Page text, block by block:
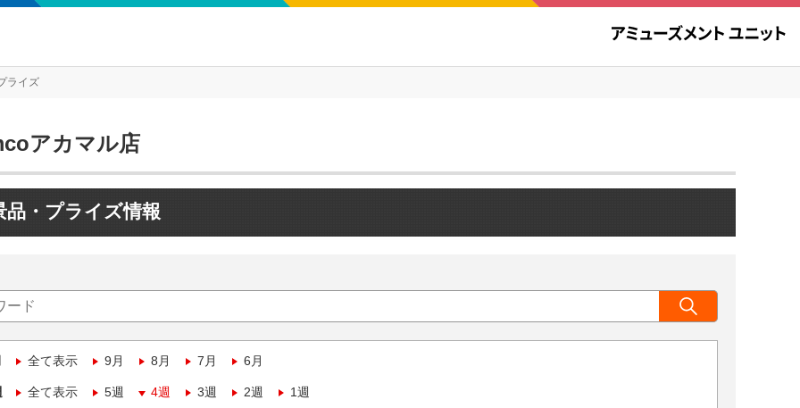
ライズ
アカマル店
品・プライズ情報
全て表示 9月 8月 7月 6月
全て表示 5週 4週 3週 2週 1週